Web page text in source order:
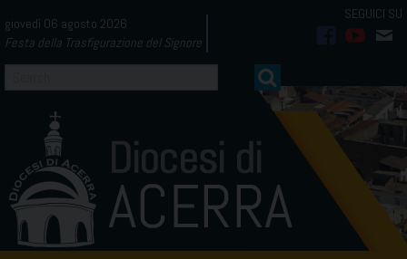
to
content
giovedì 06 agosto 2026
Festa della Trasfigurazione del Signore